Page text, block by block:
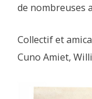
de nombreuses
Collectif et
Cuno Amiet,